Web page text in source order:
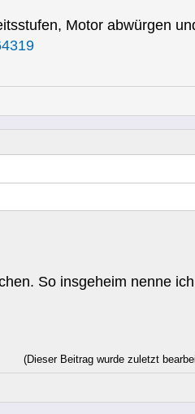
Motor abwürgen
So insgeheim nenne
(Dieser Beitrag wurde zuletzt